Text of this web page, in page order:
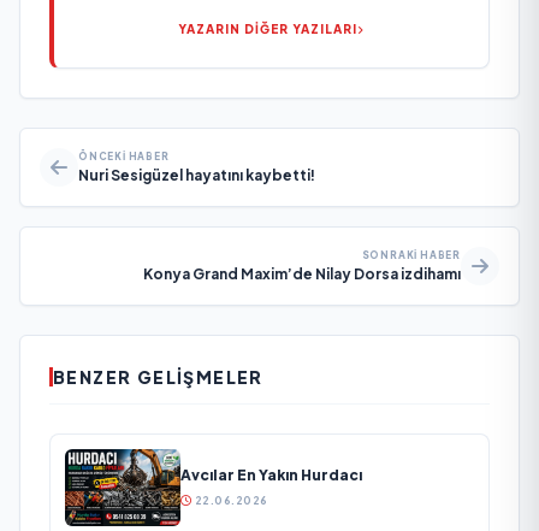
YAZARIN DİĞER YAZILARI
ÖNCEKI HABER
Nuri Sesigüzel hayatını kaybetti!
SONRAKI HABER
Konya Grand Maxim’de Nilay Dorsa izdihamı
BENZER GELIŞMELER
Avcılar En Yakın Hurdacı
22.06.2026